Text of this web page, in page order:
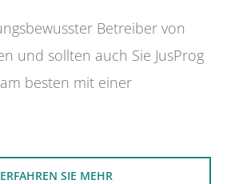
Betreiber von
und sollten auch Sie JusProg
besten mit einer
ERFAHREN SIE MEHR